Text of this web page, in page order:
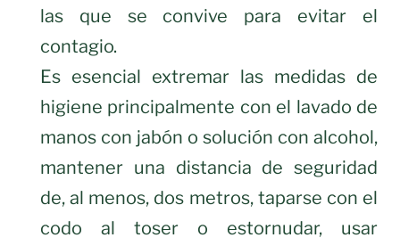
las que se convive para evitar el
contagio.
Es esencial extremar las medidas de
higiene principalmente con el lavado de
manos con jabón o solución con alcohol,
mantener una distancia de seguridad
de, al menos, dos metros, taparse con el
codo al toser o estornudar, usar